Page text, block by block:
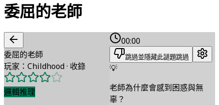
委屈的老師
委屈的老師
玩家 ： Childhood· 收錄
邏輯推理
00:00
跳過並隱藏此謎題跳過
💡
老師為什麼會感到困惑與無
辜？